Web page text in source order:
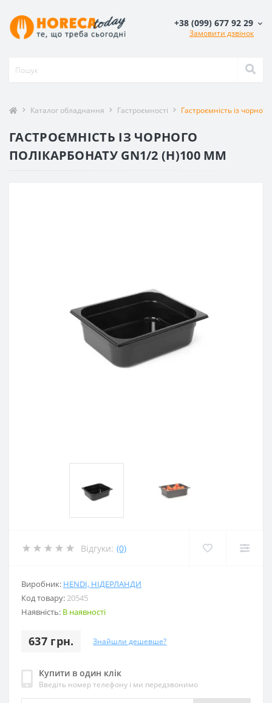
+38 (099) 677 92 29
Замовити дзвінок
Каталог обладнання Гастроємності Гастроємність із
ГАСТРОЄМНІСТЬ ІЗ ЧОРНОГО
ПОЛІКАРБОНАТУ GN1/2 (H)100 ММ
Відгуки: (0)
Виробник: HENDI, НІДЕРЛАНДИ
Код товару:20545
Наявність: В наявності
637 грн. Знайшли дешевше?
Купити в один клік
Введіть номер телефону і ми передзвонимо